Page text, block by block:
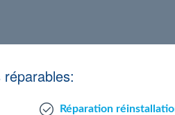
Réparation